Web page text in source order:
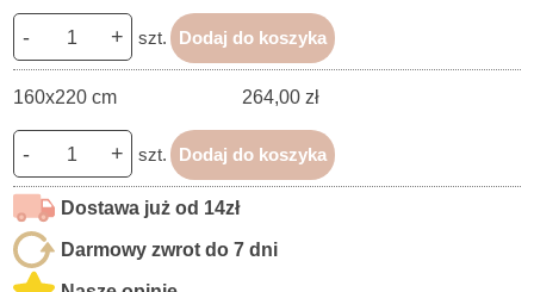
- + szt. Dodaj do koszyka
160x220 cm 264,00 zł
- + szt. Dodaj do koszyka
Dostawa już od 14zł
Darmowy zwrot do 7 dni